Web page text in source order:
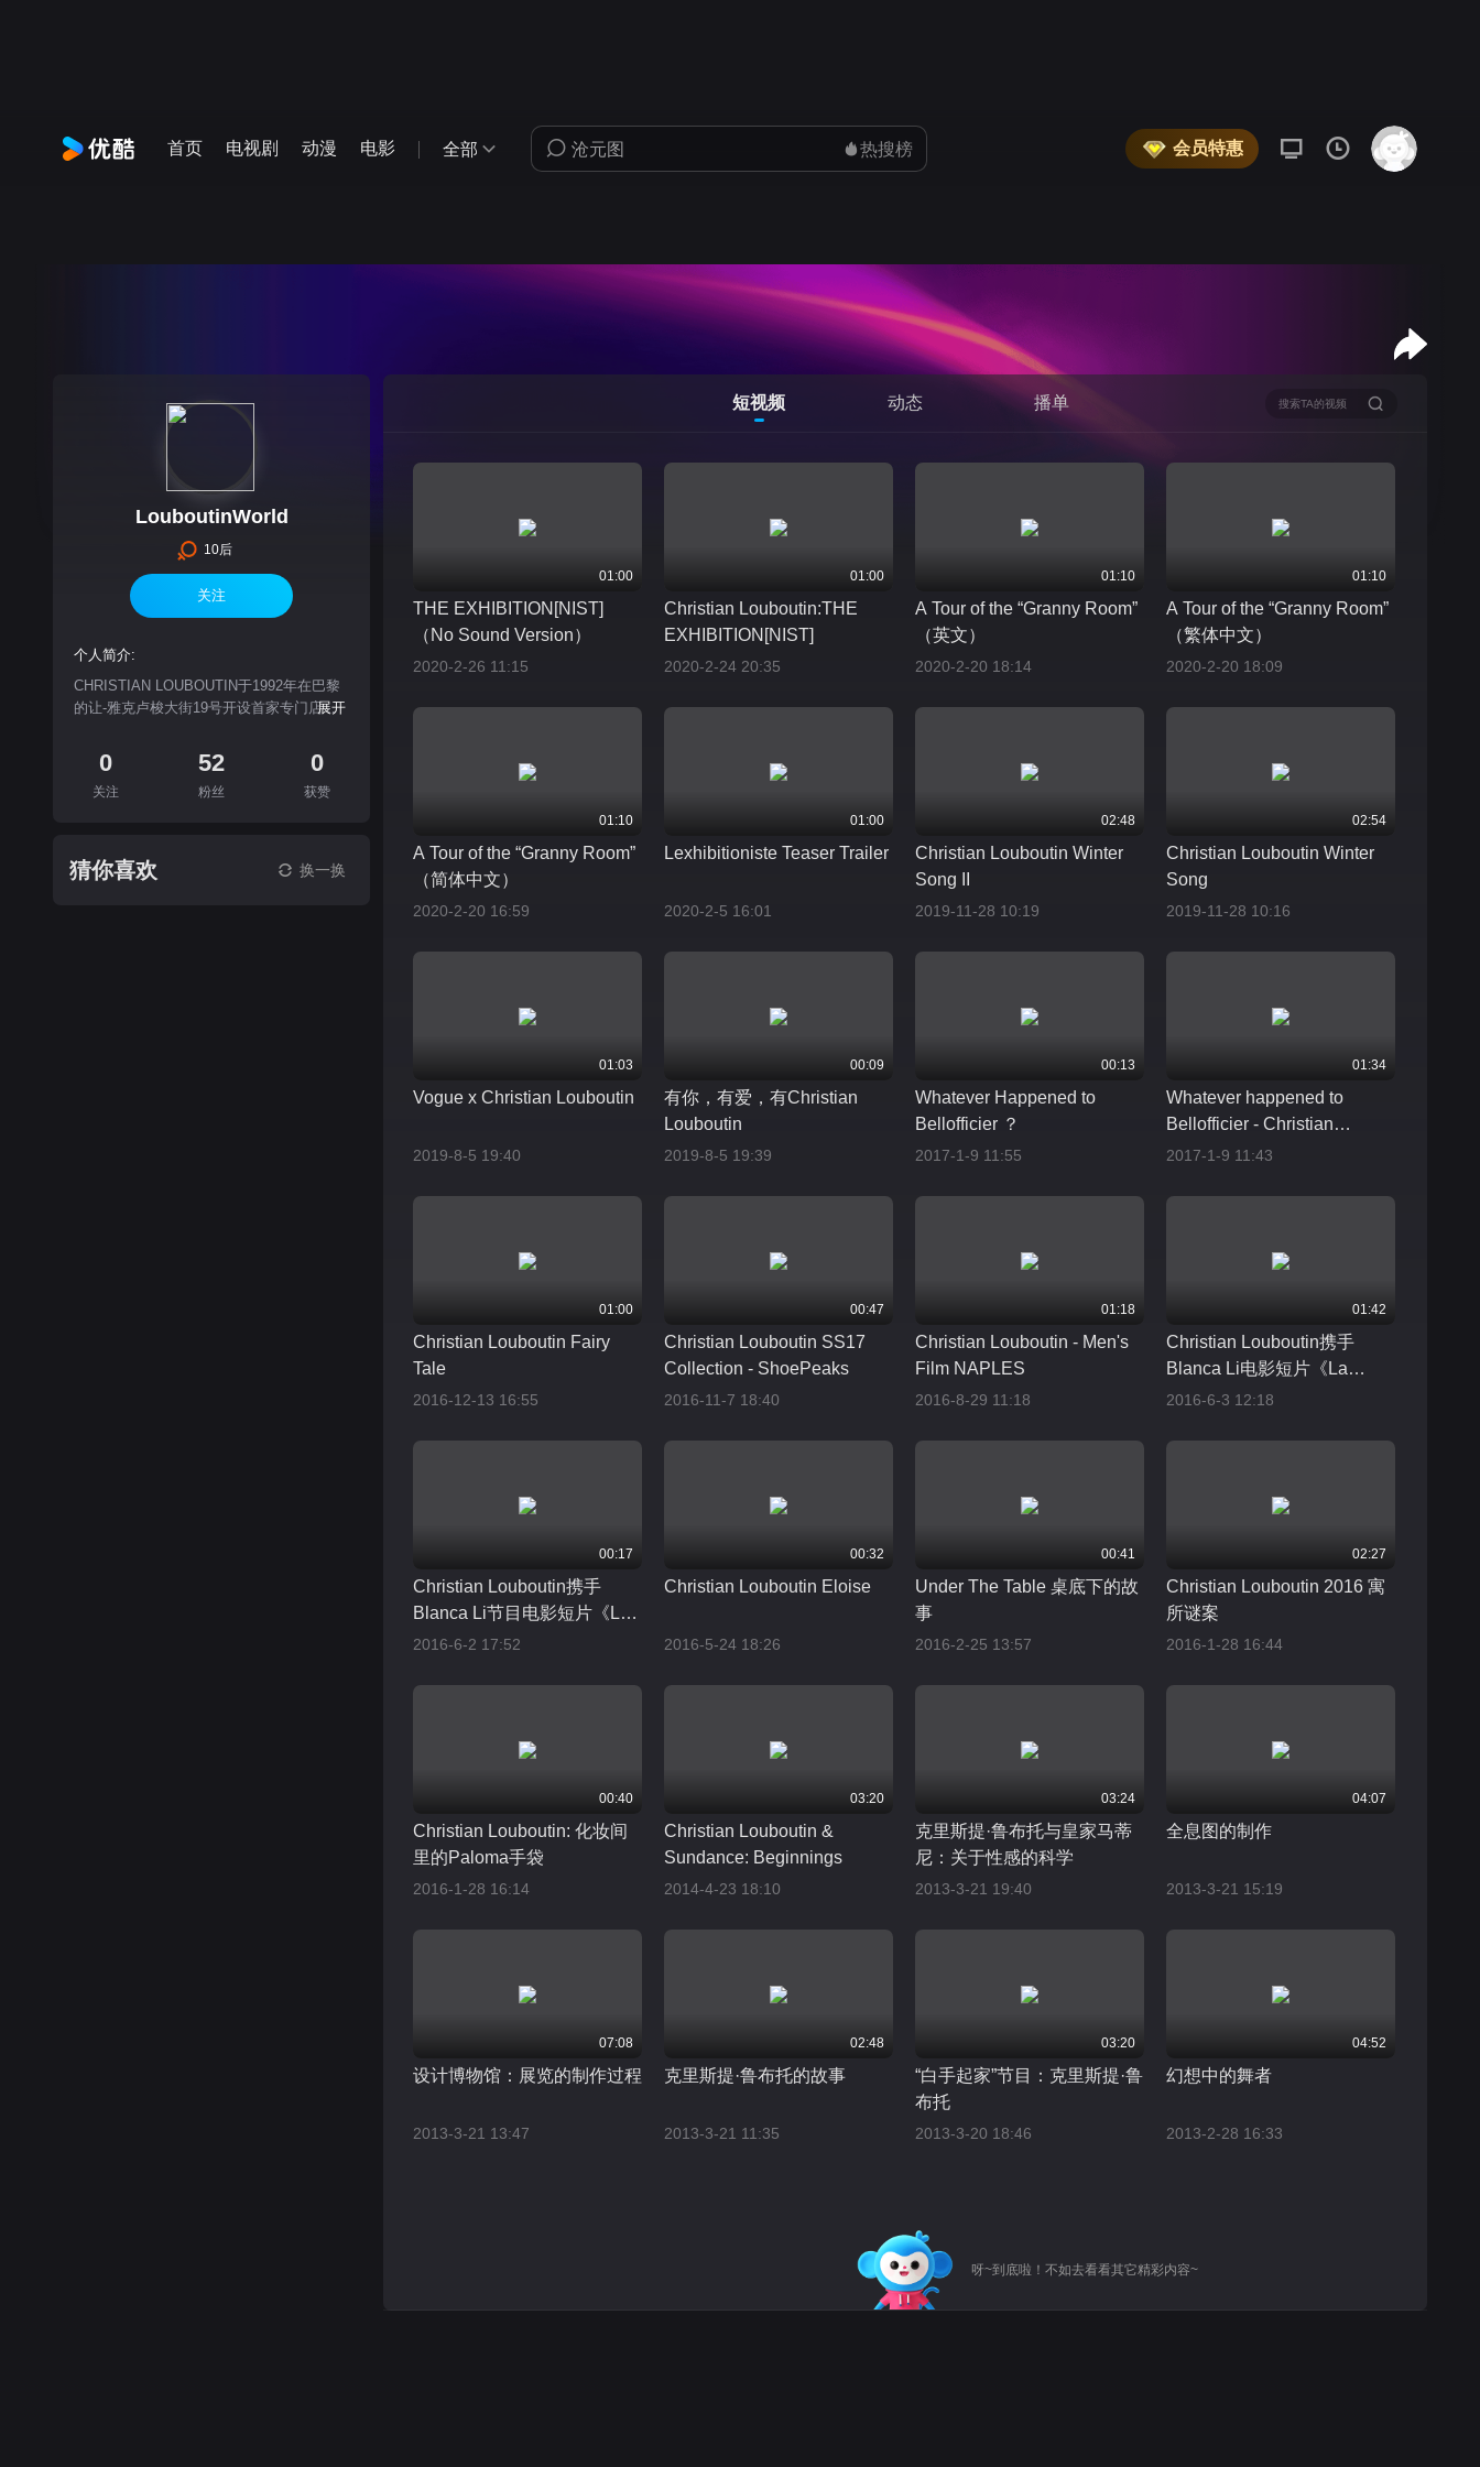
首页 电视剧 动漫 电影 全部 热搜榜 会员特惠
LouboutinWorld
10后
关注
个人简介:
CHRISTIAN LOUBOUTIN于1992年在巴黎
的让-雅克卢梭大街19号开设首家专门店...
展开
0
关注
52
粉丝
0
获赞
猜你喜欢 换一换
短视频 动态 播单
01:00
THE EXHIBITION[NIST]
（No Sound Version）
2020-2-26 11:15
01:00
Christian Louboutin:THE
EXHIBITION[NIST]
2020-2-24 20:35
01:10
A Tour of the “Granny Room”
（英文）
2020-2-20 18:14
01:10
A Tour of the “Granny Room”
（繁体中文）
2020-2-20 18:09
01:10
A Tour of the “Granny Room”
（简体中文）
2020-2-20 16:59
01:00
Lexhibitioniste Teaser Trailer
2020-2-5 16:01
02:48
Christian Louboutin Winter
Song II
2019-11-28 10:19
02:54
Christian Louboutin Winter
Song
2019-11-28 10:16
01:03
Vogue x Christian Louboutin
2019-8-5 19:40
00:09
有你，有爱，有Christian
Louboutin
2019-8-5 19:39
00:13
Whatever Happened to
Bellofficier ？
2017-1-9 11:55
01:34
Whatever happened to
Bellofficier - Christian
Louboutin 2017春夏
2017-1-9 11:43
01:00
Christian Louboutin Fairy
Tale
2016-12-13 16:55
00:47
Christian Louboutin SS17
Collection - ShoePeaks
2016-11-7 18:40
01:18
Christian Louboutin - Men's
Film NAPLES
2016-8-29 11:18
01:42
Christian Louboutin携手
Blanca Li电影短片《La
Répétition》
2016-6-3 12:18
00:17
Christian Louboutin携手
Blanca Li节目电影短片《La
Répétition》
2016-6-2 17:52
00:32
Christian Louboutin Eloise
2016-5-24 18:26
00:41
Under The Table 桌底下的故
事
2016-2-25 13:57
02:27
Christian Louboutin 2016 寓
所谜案
2016-1-28 16:44
00:40
Christian Louboutin: 化妆间
里的Paloma手袋
2016-1-28 16:14
03:20
Christian Louboutin &
Sundance: Beginnings
2014-4-23 18:10
03:24
克里斯提·鲁布托与皇家马蒂
尼：关于性感的科学
2013-3-21 19:40
04:07
全息图的制作
2013-3-21 15:19
07:08
设计博物馆：展览的制作过程
2013-3-21 13:47
02:48
克里斯提·鲁布托的故事
2013-3-21 11:35
03:20
“白手起家”节目：克里斯提·鲁
布托
2013-3-20 18:46
04:52
幻想中的舞者
2013-2-28 16:33
呀~到底啦！不如去看看其它精彩内容~